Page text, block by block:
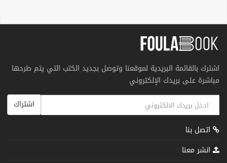
اشترك بالقائمة البريدية لموقعنا وتوصل بجديد الكتب التي يتم طرحها
مباشرة على بريدك الإلكتروني
اشتراك
اتصل بنا
انشر معنا